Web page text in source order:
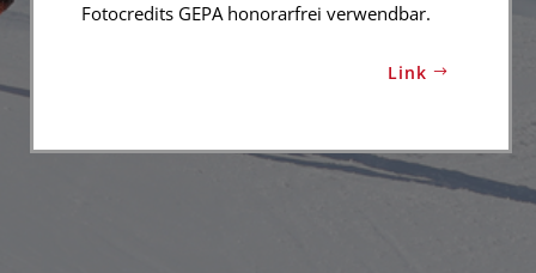
Fotocredits GEPA honorarfrei verwendbar.
Link